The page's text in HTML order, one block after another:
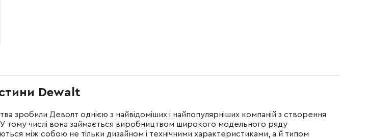
Dewalt
зробили Деволт однією з найвідоміших і найпопулярніших компаній з створення
У тому числі вона займається виробництвом широкого модельного ряду
між собою не тільки дизайном і технічними характеристиками, а й типом